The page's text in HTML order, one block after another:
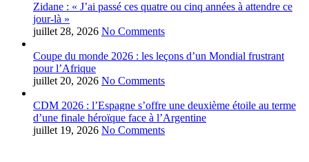
Zidane : « J’ai passé ces quatre ou cinq années à attendre ce
jour-là »
juillet 28, 2026 No Comments
Coupe du monde 2026 : les leçons d’un Mondial frustrant
pour l’Afrique
juillet 20, 2026 No Comments
CDM 2026 : l’Espagne s’offre une deuxième étoile au terme
d’une finale héroïque face à l’Argentine
juillet 19, 2026 No Comments